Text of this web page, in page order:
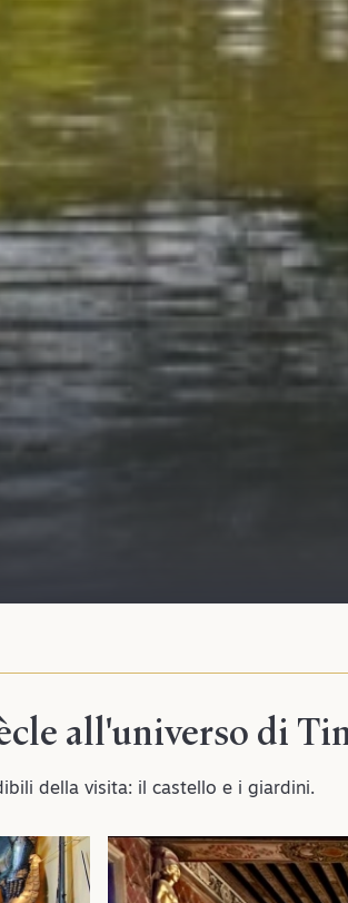
all'universo di
della visita: il castello e i giardini.